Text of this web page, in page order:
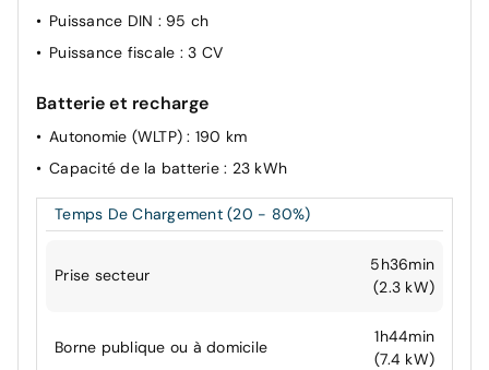
Puissance DIN : 95 ch
Puissance fiscale : 3 CV
Batterie et recharge
Autonomie (WLTP): 190 km
Capacité de la batterie : 23 kWh
Temps De Chargement (20 - 80%)
Prise secteur
5h36min
(2.3 kW)
Borne publique ou à domicile
1h44min
(7.4 kW)